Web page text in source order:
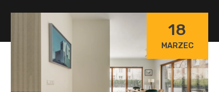
18
MARZEC